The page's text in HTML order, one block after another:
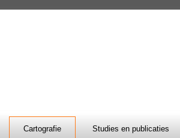
Cartografie Studies en publicaties